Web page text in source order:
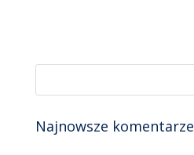
Najnowsze komentarze